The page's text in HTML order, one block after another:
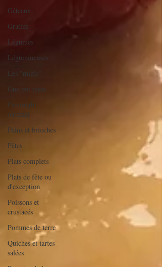
Gâteaux
Gratins
Légumes
Légumineuses
Les "minis"
One pot pasta
Overnight
oatmeal
Pains et brioches
Pâtes
Plats complets
Plats de fête ou
d'exception
Poissons et
crustacés
Pommes de terre
Quiches et tartes
salées